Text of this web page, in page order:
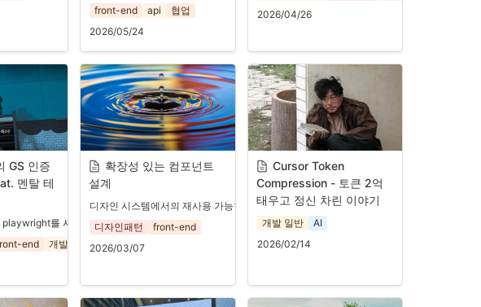
front-end
api
협업
2026/05/24
2026/04/26
GS 인증
멘탈 테
를 사용한 QA
end 개발 일반
창업
확장성 있는 컴포넌트
설계
디자인 시스템에서의 재사용 가능한 컴포넌트 설계
디자인패턴
front-end
2026/03/07
Cursor Token
Compression - 토큰 2억
태우고 정신 차린 이야기
개발 일반
AI
2026/02/14